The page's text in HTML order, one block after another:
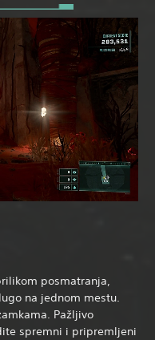
posmatranja,
na jednom mestu.
Pažljivo
spremni i pripremljeni